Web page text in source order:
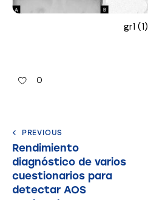
gr1 (1)
0
PREVIOUS
Rendimiento
diagnóstico de varios
cuestionarios para
detectar AOS